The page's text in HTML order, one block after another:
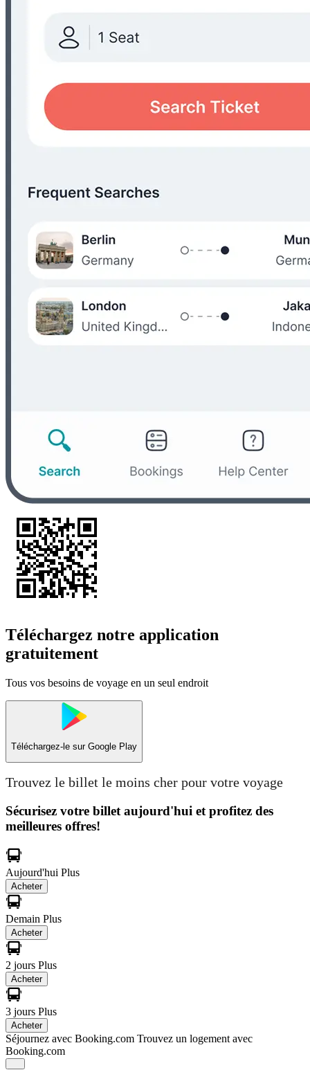
Téléchargez notre application
gratuitement
Tous vos besoins de voyage en un seul endroit
Téléchargez-le sur Google Play
Trouvez le billet le moins cher pour votre voyage
Sécurisez votre billet aujourd'hui et profitez des
meilleures offres!
Aujourd'hui Plus
Acheter
Demain Plus
Acheter
2 jours Plus
Acheter
3 jours Plus
Acheter
Séjournez avec Booking.com Trouvez un logement avec
Booking.com